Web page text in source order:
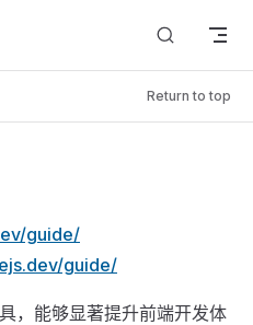
Return to top
guide/
guide/
，能够显著提升前端开发体